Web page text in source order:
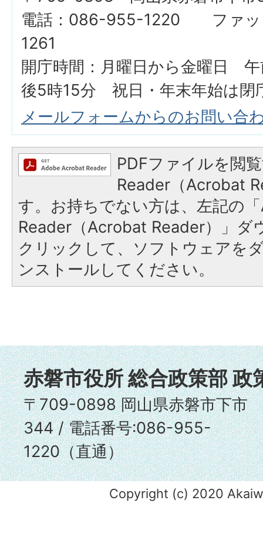
電話：086-955-1220 ファッ
1261
開庁時間：月曜日から金曜日
後5時15分 祝日・年末年始は閉
メールフォームからのお問い合
PDFファイルを閲
Reader（Acrobat
す。お持ちでない方は、左記の
Reader（Acrobat Reader）」ダ
クリックして、ソフトウェアを
ンストールしてください。
赤磐市役所 総合政策部 政
〒709-0898 岡山県赤磐市下市
344 / 電話番号:086-955-
1220（直通）
Copyright (c) 2020